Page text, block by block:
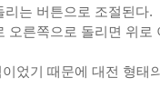
는 버튼으로 조절된다.
오른쪽으로 돌리면 위로
었기 때문에 대전 형태